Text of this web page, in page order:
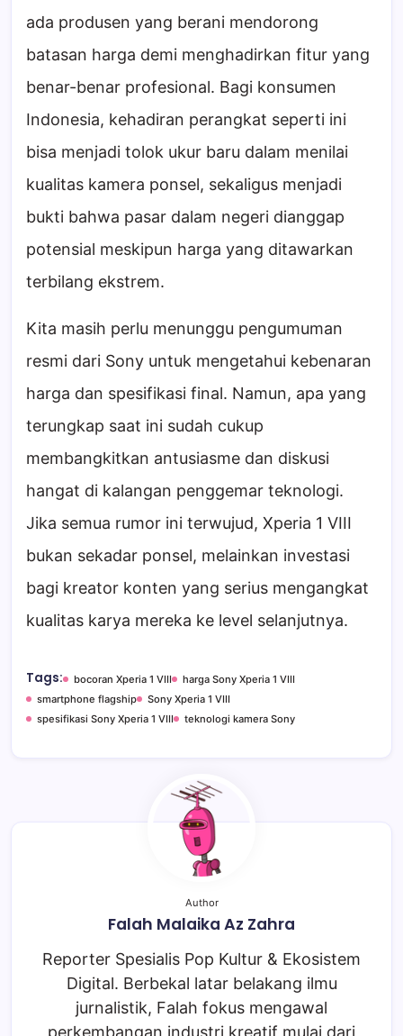
ada produsen yang berani mendorong
batasan harga demi menghadirkan fitur yang
benar-benar profesional. Bagi konsumen
Indonesia, kehadiran perangkat seperti ini
bisa menjadi tolok ukur baru dalam menilai
kualitas kamera ponsel, sekaligus menjadi
bukti bahwa pasar dalam negeri dianggap
potensial meskipun harga yang ditawarkan
terbilang ekstrem.
Kita masih perlu menunggu pengumuman
resmi dari Sony untuk mengetahui kebenaran
harga dan spesifikasi final. Namun, apa yang
terungkap saat ini sudah cukup
membangkitkan antusiasme dan diskusi
hangat di kalangan penggemar teknologi.
Jika semua rumor ini terwujud, Xperia 1 VIII
bukan sekadar ponsel, melainkan investasi
bagi kreator konten yang serius mengangkat
kualitas karya mereka ke level selanjutnya.
Tags: bocoran Xperia 1 VIII
harga Sony Xperia 1 VIII
smartphone flagship
Sony Xperia 1 VIII
spesifikasi Sony Xperia 1 VIII
teknologi kamera Sony
Author
Falah Malaika Az Zahra
Reporter Spesialis Pop Kultur & Ekosistem
Digital. Berbekal latar belakang ilmu
jurnalistik, Falah fokus mengawal
perkembangan industri kreatif mulai dari